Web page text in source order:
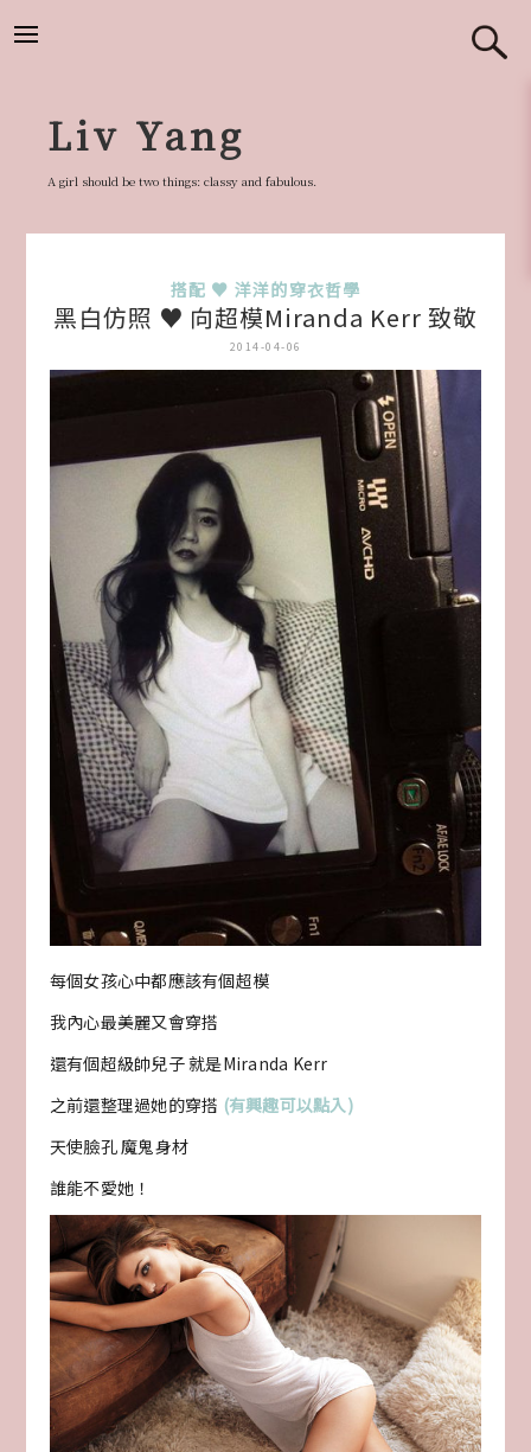
Liv Yang
A girl should be two things: classy and fabulous.
搭配 ♥ 洋洋的穿衣哲學
黑白仿照 ♥ 向超模Miranda Kerr 致敬
2014-04-06
每個女孩心中都應該有個超模
我內心最美麗又會穿搭
還有個超級帥兒子 就是Miranda Kerr
之前還整理過她的穿搭 (有興趣可以點入)
天使臉孔 魔鬼身材
誰能不愛她！